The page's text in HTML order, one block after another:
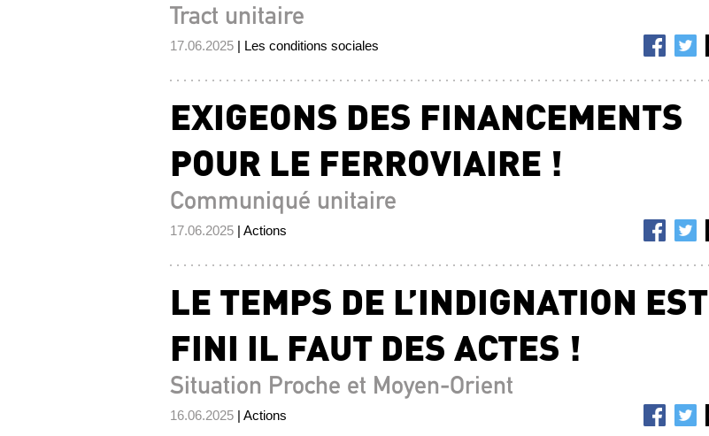
Tract unitaire
17.06.2025 | Les conditions sociales
EXIGEONS DES FINANCEMENTS
POUR LE FERROVIAIRE !
Communiqué unitaire
17.06.2025 | Actions
LE TEMPS DE L’INDIGNATION EST
FINI IL FAUT DES ACTES !
Situation Proche et Moyen-Orient
16.06.2025 | Actions